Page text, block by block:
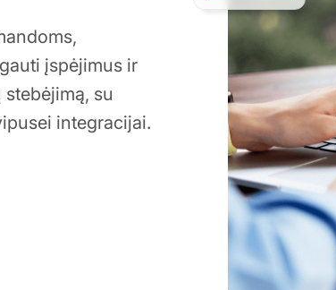
įspėjimus ir
su
integracijai.